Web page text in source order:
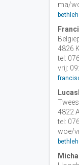
ma/
4826
tel:
vrij:
4822
tel:
woe/